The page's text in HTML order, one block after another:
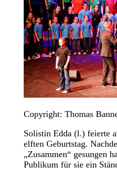
Copyright: Thomas
Solistin Edda (l.) feierte
elften Geburtstag.
„Zusammen“ gesungen
Publikum für sie ein